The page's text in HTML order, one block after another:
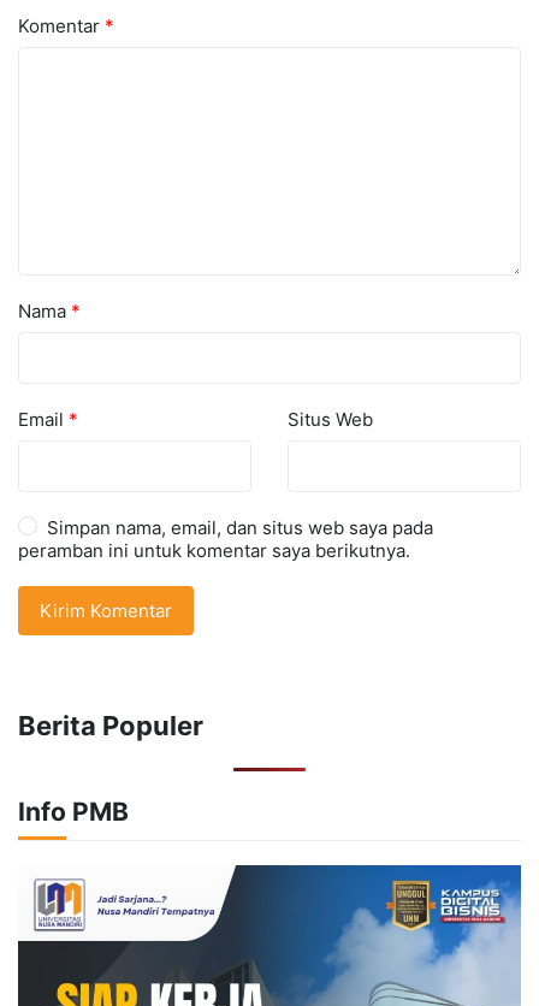
Komentar *
Nama *
Email * Situs Web
Simpan nama, email, dan situs web saya pada
peramban ini untuk komentar saya berikutnya.
Berita Populer
Info PMB